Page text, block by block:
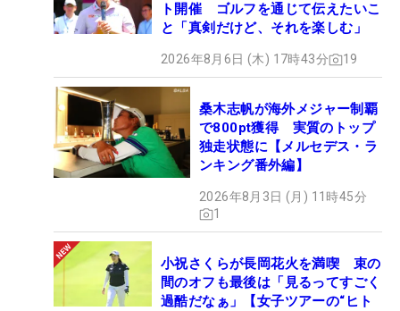
ト開催 ゴルフを通じて伝えたいこ
と「真剣だけど、それを楽しむ」
2026年8月6日 (木) 17時43分 19
桑木志帆が海外メジャー制覇
で800pt獲得 実質のトップ
独走状態に【メルセデス・ラ
ンキング番外編】
2026年8月3日 (月) 11時45分
1
小祝さくらが長岡花火を満喫 束の
間のオフも最後は「見るってすごく
過酷だなぁ」【女子ツアーの“ヒト